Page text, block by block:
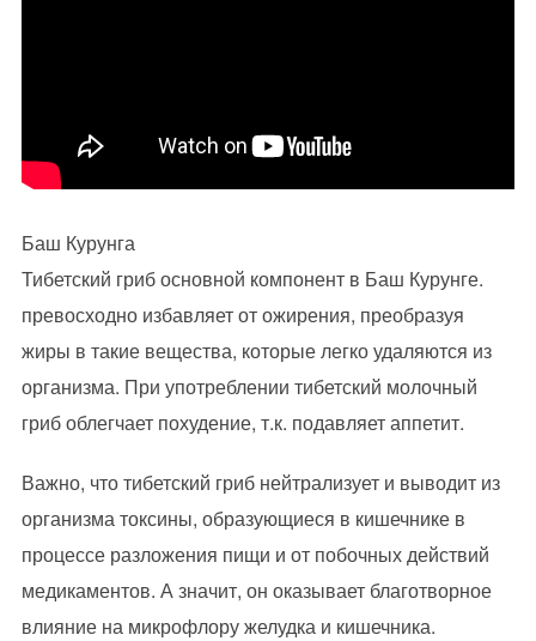
Баш Курунга
Тибетский гриб основной компонент в Баш Курунге.
превосходно избавляет от ожирения, преобразуя
жиры в такие вещества, которые легко удаляются из
организма. При употреблении тибетский молочный
гриб облегчает похудение, т.к. подавляет аппетит.
Важно, что тибетский гриб нейтрализует и выводит из
организма токсины, образующиеся в кишечнике в
процессе разложения пищи и от побочных действий
медикаментов. А значит, он оказывает благотворное
влияние на микрофлору желудка и кишечника.